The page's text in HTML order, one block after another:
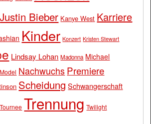
Justin Bieber Kanye West Karriere
Kinder Konzert Kristen Stewart
Lindsay Lohan Madonna Michael
Model Nachwuchs Premiere
Scheidung Schwangerschaft
Tournee Trennung Twilight